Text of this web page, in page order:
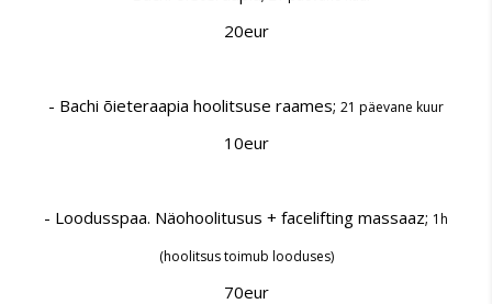
20eur
- Bachi õieteraapia hoolitsuse raames; 21 päevane kuur
10eur
- Loodusspaa. Näohoolitusus + facelifting massaaz; 1h
(hoolitsus toimub looduses)
70eur